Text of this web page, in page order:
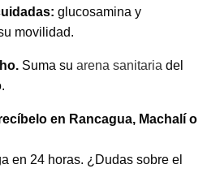
glucosamina y
movilidad.
Suma su arena sanitaria del
en Rancagua, Machalí o
en 24 horas. ¿Dudas sobre el